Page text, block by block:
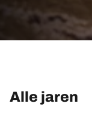
Alle jaren